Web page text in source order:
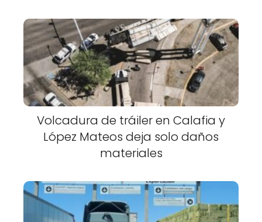
Volcadura de tráiler en Calafia y
López Mateos deja solo daños
materiales